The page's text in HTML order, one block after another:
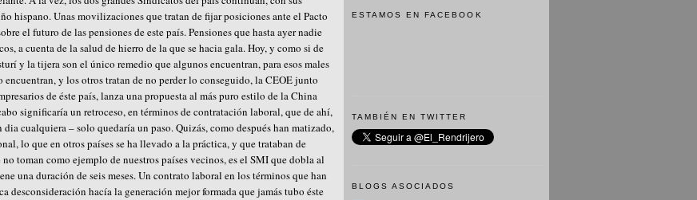
hispano. Unas movilizaciones que tratan de fijar posiciones ante el Pacto
el futuro de las pensiones de este país. Pensiones que hasta ayer nadie
a cuenta de la salud de hierro de la que se hacia gala. Hoy, y como si de
y la tijera son el único remedio que algunos encuentran, para esos males
y los otros tratan de no perder lo conseguido, la CEOE junto
de éste país, lanza una propuesta al más puro estilo de la China
significaría un retroceso, en términos de contratación laboral, que de ahí,
cualquiera – solo quedaría un paso. Quizás, como después han matizado,
lo que en otros países se ha llevado a la práctica, y que trataban de
toman como ejemplo de nuestros países vecinos, es el SMI que dobla al
una duración de seis meses. Un contrato laboral en los términos que han
desconsideración hacía la generación mejor formada que jamás tubo éste
ESTAMOS EN FACEBOOK
TAMBIÉN EN TWITTER
BLOGS ASOCIADOS